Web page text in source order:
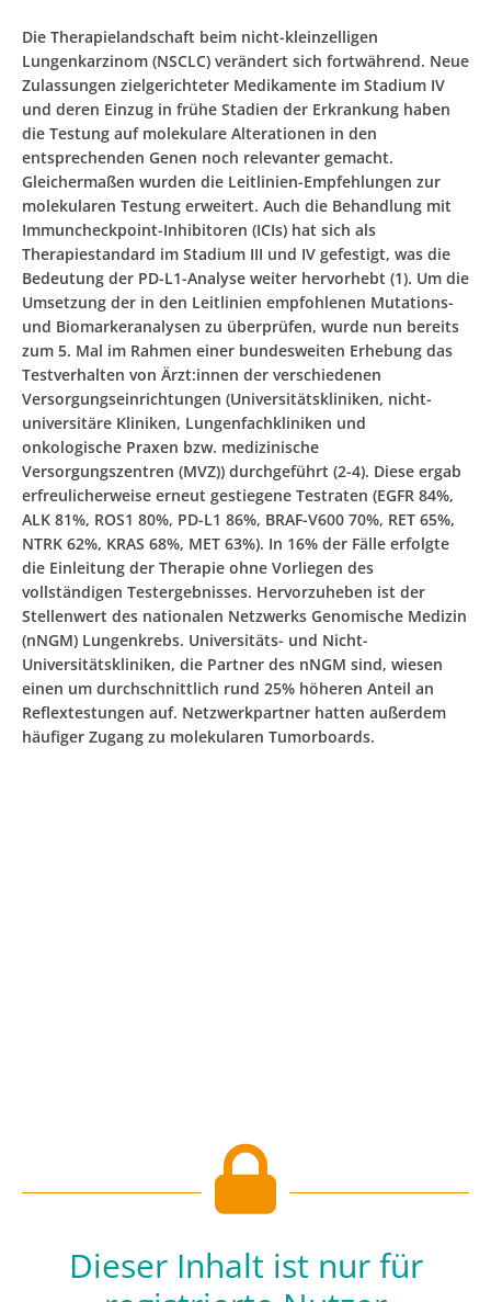
Die Therapielandschaft beim nicht-kleinzelligen
Lungenkarzinom (NSCLC) verändert sich fortwährend. Neue
Zulassungen zielgerichteter Medikamente im Stadium IV
und deren Einzug in frühe Stadien der Erkrankung haben
die Tes­tung auf molekulare Alterationen in den
entsprechenden Genen noch relevanter gemacht.
Gleichermaßen wurden die Leitlinien-Empfehlungen zur
molekularen Testung erweitert. Auch die Behandlung mit
Immuncheckpoint-Inhibitoren (ICIs) hat sich als
Therapiestandard im Stadium III und IV gefestigt, was die
Bedeutung der PD-L1-Analyse weiter hervorhebt (1). Um die
Umsetzung der in den Leitlinien empfohlenen Mutations-
und Biomarkeranalysen zu überprüfen, wurde nun bereits
zum 5. Mal im Rahmen einer bundesweiten Erhebung das
Testverhalten von Ärzt:innen der verschiedenen
Versorgungseinrichtungen (Universitätskliniken, nicht-
universitäre Kliniken, Lungenfachkliniken und
onkologische Praxen bzw. medizinische
Versorgungszentren (MVZ)) durchgeführt (2-4). Diese ergab
erfreulicherweise erneut gestiegene Testraten (EGFR 84%,
ALK 81%, ROS1 80%, PD-L1 86%, BRAF-V600 70%, RET 65%,
NTRK 62%, KRAS 68%, MET 63%). In 16% der Fälle erfolgte
die Einleitung der Therapie ohne Vorliegen des
vollständigen Testergebnisses. Hervorzuheben ist der
Stellenwert des nationalen Netzwerks Genomische Medizin
(nNGM) Lungenkrebs. Universitäts- und Nicht-
Universitätskliniken, die Partner des nNGM sind, wiesen
einen um durchschnittlich rund 25% höheren Anteil an
Reflextestungen auf. Netzwerkpartner hatten außerdem
häufiger Zugang zu molekularen Tumorboards.
Dieser Inhalt ist nur für